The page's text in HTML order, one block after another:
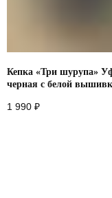
Кепка «Три шурупа»
черная с белой
1 990 ₽